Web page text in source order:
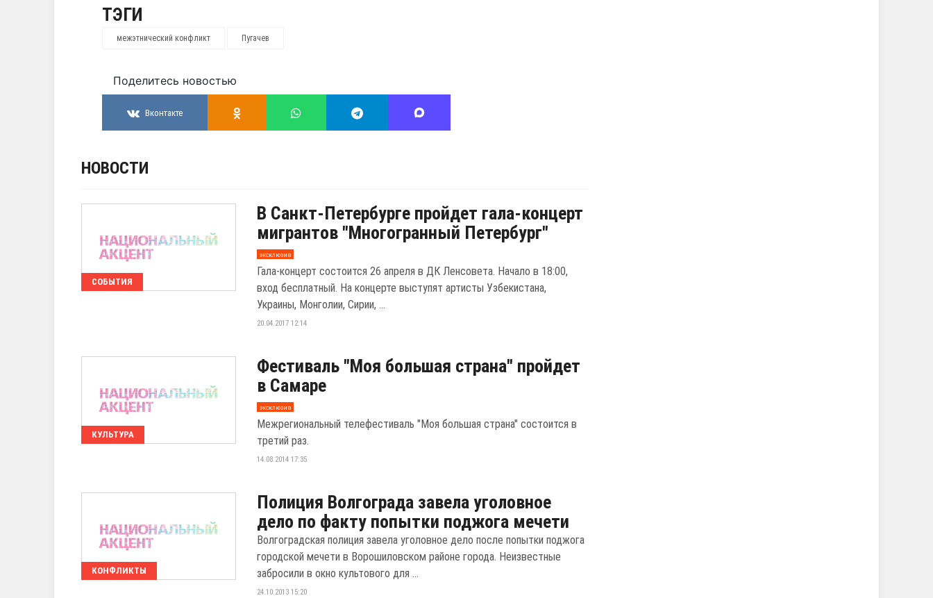
ТЭГИ
межэтнический конфликт Пугачев
Поделитесь новостью
Вконтакте
НОВОСТИ
СОБЫТИЯ
В Санкт-Петербурге пройдет гала-концерт
мигрантов "Многогранный Петербург"
эксклюзив
Гала-концерт состоится 26 апреля в ДК Ленсовета. Начало в 18:00,
вход бесплатный. На концерте выступят артисты Узбекистана,
Украины, Монголии, Сирии, ...
20.04.2017 12:14
КУЛЬТУРА
Фестиваль "Моя большая страна" пройдет
в Самаре
эксклюзив
Межрегиональный телефестиваль "Моя большая страна" состоится в
третий раз.
14.08.2014 17:35
КОНФЛИКТЫ
Полиция Волгограда завела уголовное
дело по факту попытки поджога мечети
Волгоградская полиция завела уголовное дело после попытки поджога
городской мечети в Ворошиловском районе города. Неизвестные
забросили в окно культового для ...
24.10.2013 15:20